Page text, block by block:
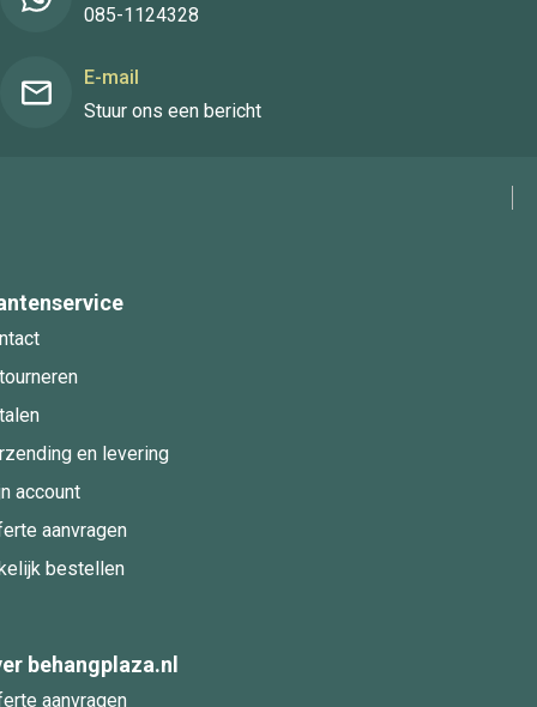
085-1124328
E-mail
Stuur ons een bericht
en levering
account
aanvragen
bestellen
behangplaza.nl
aanvragen